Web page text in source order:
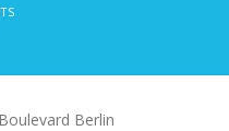
Berlin